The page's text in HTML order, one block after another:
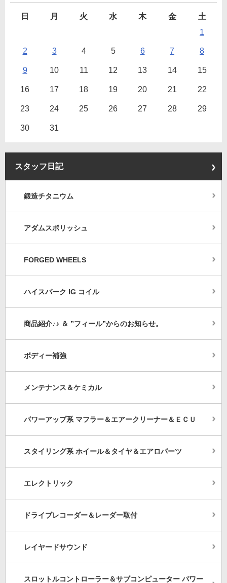
日 月 火 水 木 金
土
1
2 3 4 5 6 7 8
9 10 11 12 13 14 15
16 17 18 19 20 21 22
23 24 25 26 27 28 29
30 31
スタッフ日記
鍛造チタニウム
アダムスポリッシュ
FORGED WHEELS
ハイスパーク IG コイル
商品紹介♪♪ ＆ ”フィール”からのお知らせ。
ボディー補強
メンテナンス＆ケミカル
パワーアップ系 マフラー＆エアークリーナー＆ＥＣＵ
スタイリング系 ホイール＆タイヤ＆エアロパーツ
エレクトリック
ドライブレコーダー＆レーダー取付
レイヤードサウンド
スロットルコントローラー＆サブコンピューター パワー